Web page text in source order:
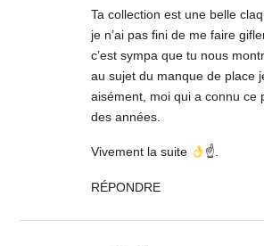
Ta collection est une belle
je n’ai pas fini de me faire
c’est sympa que tu nous
au sujet du manque de place
aisément, moi qui a connu ce
des années.
Vivement la suite ☝.
RÉPONDRE